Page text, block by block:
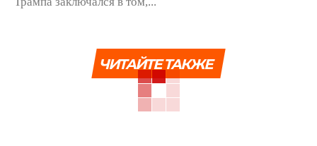
ЧИТАЙТЕ ТАКЖЕ